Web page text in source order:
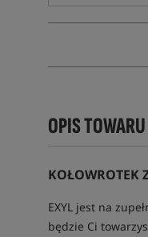
OPIS TOWARU
KOŁOWROTEK
EXYL jest na
będzie Ci